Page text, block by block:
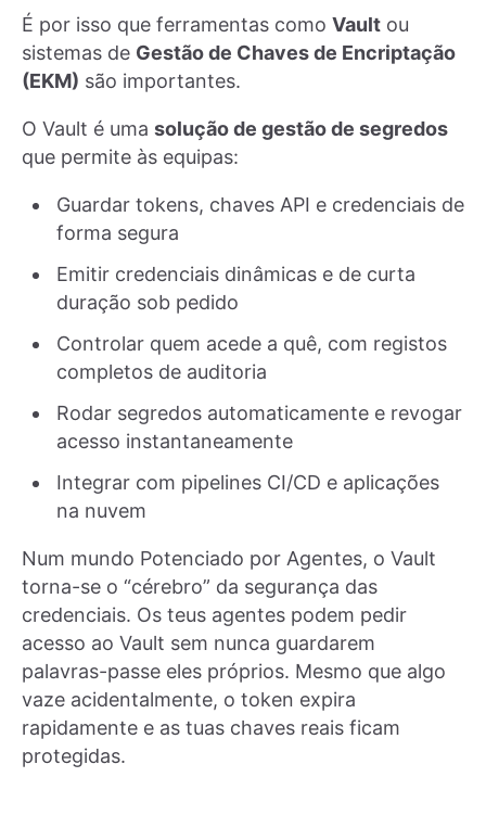
É por isso que ferramentas como Vault ou
sistemas de Gestão de Chaves de Encriptação
(EKM) são importantes.
O Vault é uma solução de gestão de segredos
que permite às equipas:
Guardar tokens, chaves API e credenciais de
forma segura
Emitir credenciais dinâmicas e de curta
duração sob pedido
Controlar quem acede a quê, com registos
completos de auditoria
Rodar segredos automaticamente e revogar
acesso instantaneamente
Integrar com pipelines CI/CD e aplicações
na nuvem
Num mundo Potenciado por Agentes, o Vault
torna-se o “cérebro” da segurança das
credenciais. Os teus agentes podem pedir
acesso ao Vault sem nunca guardarem
palavras-passe eles próprios. Mesmo que algo
vaze acidentalmente, o token expira
rapidamente e as tuas chaves reais ficam
protegidas.